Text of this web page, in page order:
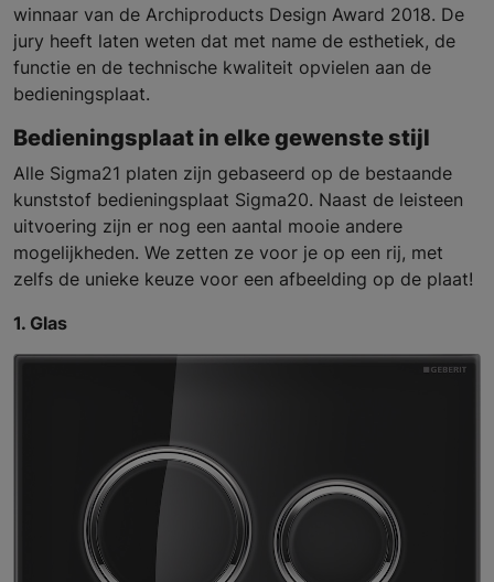
winnaar van de Archiproducts Design Award 2018. De
jury heeft laten weten dat met name de esthetiek, de
functie en de technische kwaliteit opvielen aan de
bedieningsplaat.
Bedieningsplaat in elke gewenste stijl
Alle Sigma21 platen zijn gebaseerd op de bestaande
kunststof bedieningsplaat Sigma20. Naast de leisteen
uitvoering zijn er nog een aantal mooie andere
mogelijkheden. We zetten ze voor je op een rij, met
zelfs de unieke keuze voor een afbeelding op de plaat!
1. Glas